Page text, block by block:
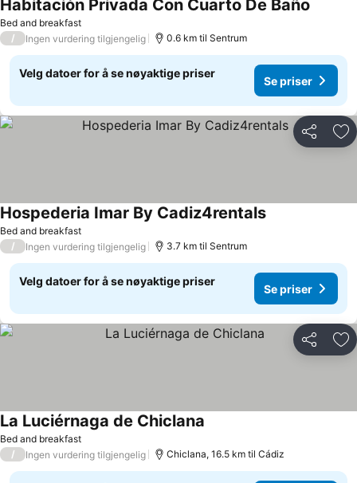
Bed and breakfast
Habitación Privada Con Cuarto De Baño
/ Ingen vurdering tilgjengelig 0.6 km til Sentrum
Velg datoer for å se nøyaktige priser
Se priser
Del
Bed and breakfast
Hospederia Imar By Cadiz4rentals
/ Ingen vurdering tilgjengelig 3.7 km til Sentrum
Velg datoer for å se nøyaktige priser
Se priser
Del
Bed and breakfast
La Luciérnaga de Chiclana
/ Ingen vurdering tilgjengelig Chiclana, 16.5 km til Cádiz